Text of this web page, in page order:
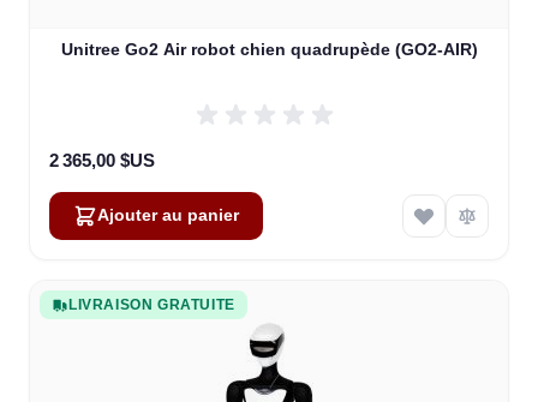
Unitree Go2 Air robot chien quadrupède (GO2-AIR)
2 365,00 $US
Ajouter au panier
LIVRAISON GRATUITE